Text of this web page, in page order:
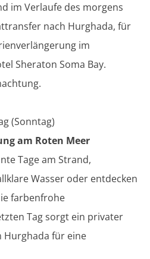
im Verlaufe des morgens
nach Hurghada, für
im
Sheraton Soma Bay.
(Sonntag)
am Roten Meer
Tage am Strand,
Wasser oder entdecken
farbenfrohe
Tag sorgt ein privater
Hurghada für eine